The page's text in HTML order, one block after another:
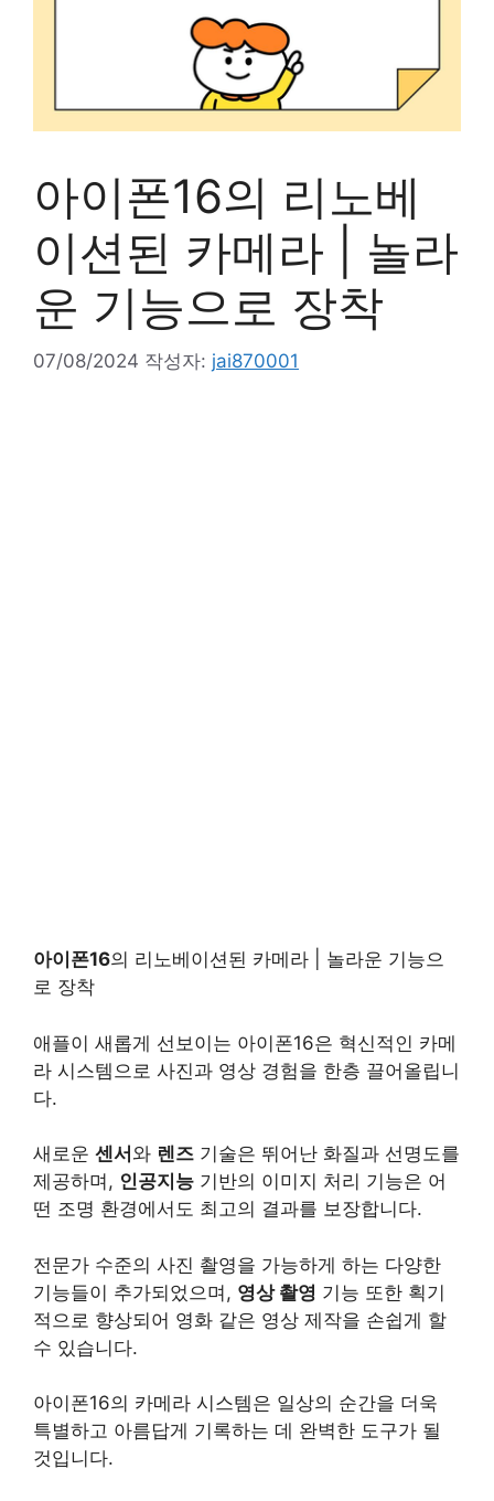
아이폰16의 리노베
이션된 카메라 | 놀라
운 기능으로 장착
07/08/2024 작성자: jai870001
아이폰16의 리노베이션된 카메라 | 놀라운 기능으
로 장착
애플이 새롭게 선보이는 아이폰16은 혁신적인 카메
라 시스템으로 사진과 영상 경험을 한층 끌어올립니
다.
새로운 센서 와 렌즈 기술은 뛰어난 화질과 선명도를
제공하며, 인공지능 기반의 이미지 처리 기능은 어
떤 조명 환경에서도 최고의 결과를 보장합니다.
전문가 수준의 사진 촬영을 가능하게 하는 다양한
기능들이 추가되었으며, 영상 촬영 기능 또한 획기
적으로 향상되어 영화 같은 영상 제작을 손쉽게 할
수 있습니다.
아이폰16의 카메라 시스템은 일상의 순간을 더욱
특별하고 아름답게 기록하는 데 완벽한 도구가 될
것입니다.